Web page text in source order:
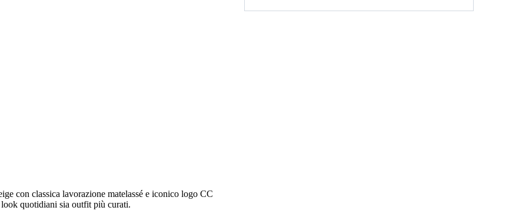
con classica lavorazione matelassé e iconico logo CC
look quotidiani sia outfit più curati.